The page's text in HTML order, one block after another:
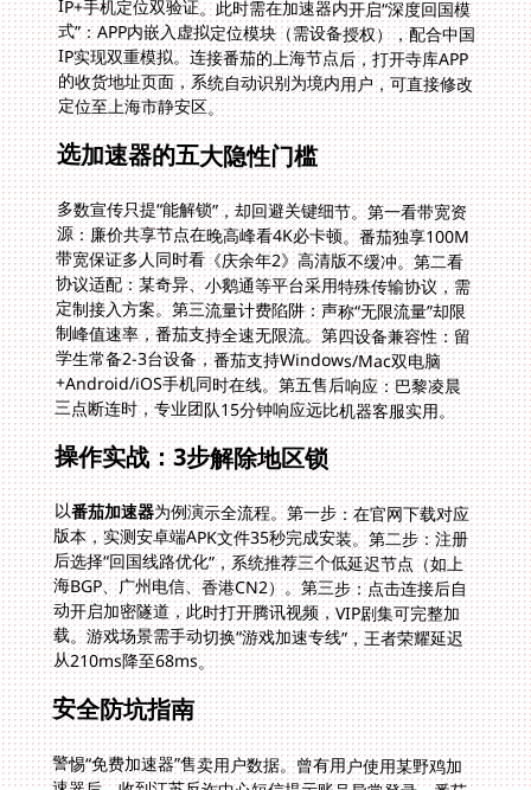
定位至上海市静安区。
选加速器的五大隐性门槛
多数宣传只提“能解锁”，却回避关键细节。第一看带宽资
源：廉价共享节点在晚高峰看4K必卡顿。番茄独享100M
带宽保证多人同时看《庆余年2》高清版不缓冲。第二看
协议适配：某奇异、小鹅通等平台采用特殊传输协议，需
定制接入方案。第三流量计费陷阱：声称“无限流量”却限
制峰值速率，番茄支持全速无限流。第四设备兼容性：留
学生常备2-3台设备，番茄支持Windows/Mac双电脑
+Android/iOS手机同时在线。第五售后响应：巴黎凌晨
三点断连时，专业团队15分钟响应远比机器客服实用。
操作实战：3步解除地区锁
以番茄加速器为例演示全流程。第一步：在官网下载对应
版本，实测安卓端APK文件35秒完成安装。第二步：注册
后选择“回国线路优化”，系统推荐三个低延迟节点（如上
海BGP、广州电信、香港CN2）。第三步：点击连接后自
动开启加密隧道，此时打开腾讯视频，VIP剧集可完整加
载。游戏场景需手动切换“游戏加速专线”，王者荣耀延迟
从210ms降至68ms。
安全防坑指南
警惕“免费加速器”售卖用户数据。曾有用户使用某野鸡加
速器后，收到江苏反诈中心短信提示账号异常登录。番茄
采用银行级AES-256加密，所有数据传输经私有专线杜绝
监听。重要提示：避免使用来路不明的“定位修改器”，这
类工具常要求开放设备存储权限。正规加速器的虚拟定位